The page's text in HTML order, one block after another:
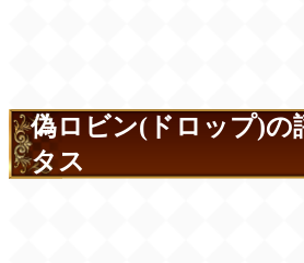
偽ロビン(ドロップ)の
タス